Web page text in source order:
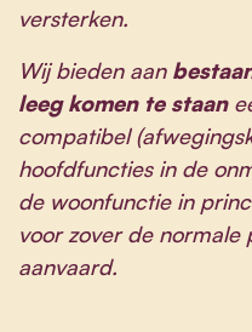
versterken.
Wij bieden aan
leeg komen te staan
compatibel
hoofdfuncties in de
de woonfunctie in
voor zover de
aanvaard.